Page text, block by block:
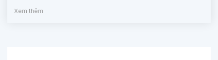
Xem thêm